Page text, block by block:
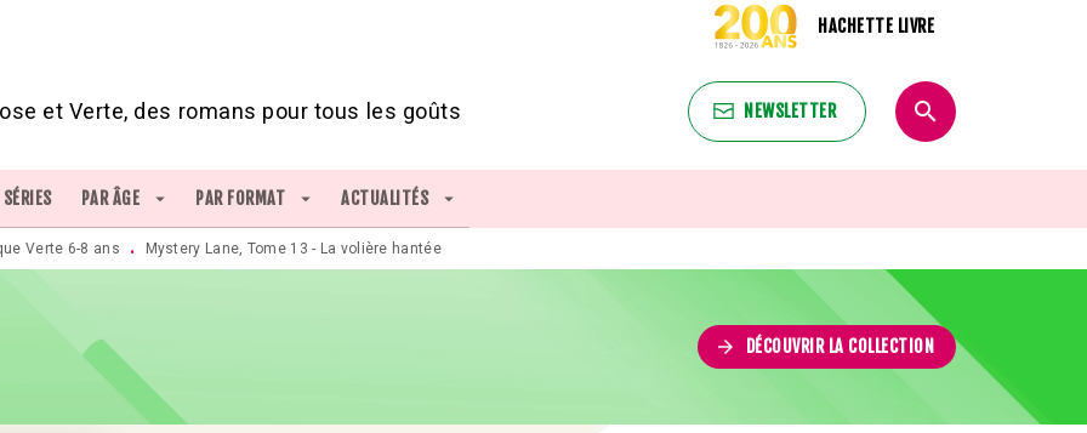
HACHETTE LIVRE
et Verte, des romans pour tous les goûts NEWSLETTER search
SÉRIES PAR ÂGE arrow_drop_down PAR FORMAT arrow_drop_down ACTUALITÉS arrow_drop_down
search
Verte 6-8 ans • Mystery Lane, Tome 13 - La volière hantée
arrow_forward DÉCOUVRIR LA COLLECTION